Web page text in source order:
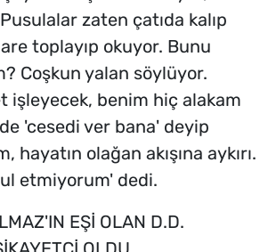
zaten çatıda kalıp
toplayıp okuyor. Bunu
Coşkun yalan söylüyor.
işleyecek, benim hiç alakam
'cesedi ver bana' deyip
hayatın olağan akışına aykırı.
etmiyorum' dedi.
EŞİ OLAN D.D.